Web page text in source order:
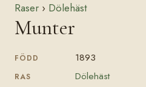
Raser › Dölehäst
Munter
FÖDD 1893
RAS Dölehäst